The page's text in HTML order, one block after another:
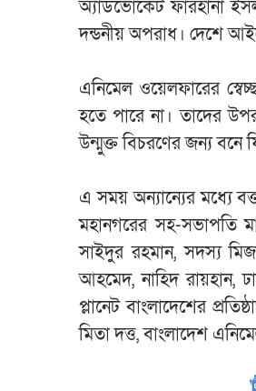
অ্যাডভোকেট ফারহানা
দন্ডনীয় অপরাধ। দেশে
এনিমেল ওয়েলফারের
হতে পারে না। তাদের
উন্মুক্ত বিচরণের জন্য বনে
এ সময় অন্যান্যের মধ্যে
মহানগরের সহ-সভাপতি
সাইদুর রহমান, সদস্য
আহমেদ, নাহিদ রায়হান,
প্লানেট বাংলাদেশের
মিতা দত্ত, বাংলাদেশ